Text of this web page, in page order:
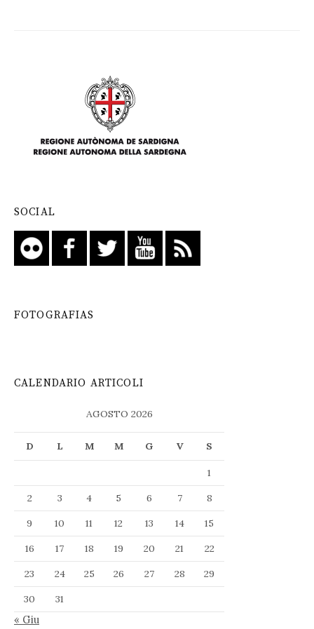
SOCIAL
FOTOGRAFIAS
CALENDARIO ARTICOLI
AGOSTO 2026
D L M M G V S
1
2
3 4 5 6 7
8
9
10 11 12 13 14
15
16
17 18 19 20 21
22
23
24 25 26 27 28
29
30
31
« Giu